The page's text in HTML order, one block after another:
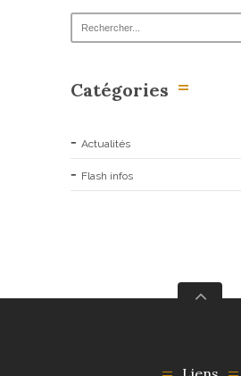
Catégories
Actualités
Flash infos